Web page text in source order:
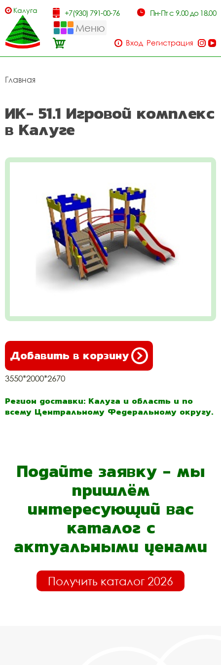
Калуга +7(930) 791-00-76 Пн-Пт с 9.00 до 18.00
Меню
Вход Регистрация
Главная
ИК- 51.1 Игровой комплекс
в Калуге
Добавить в корзину
3550*2000*2670
Регион доставки: Калуга и область и по
всему Центральному Федеральному округу.
Подайте заявку - мы
пришлём
интересующий вас
каталог с
актуальными ценами
Получить каталог 2026